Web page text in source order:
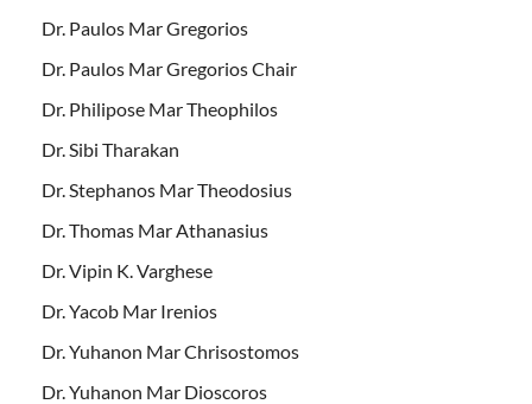
Dr. Paulos Mar Gregorios
Dr. Paulos Mar Gregorios Chair
Dr. Philipose Mar Theophilos
Dr. Sibi Tharakan
Dr. Stephanos Mar Theodosius
Dr. Thomas Mar Athanasius
Dr. Vipin K. Varghese
Dr. Yacob Mar Irenios
Dr. Yuhanon Mar Chrisostomos
Dr. Yuhanon Mar Dioscoros